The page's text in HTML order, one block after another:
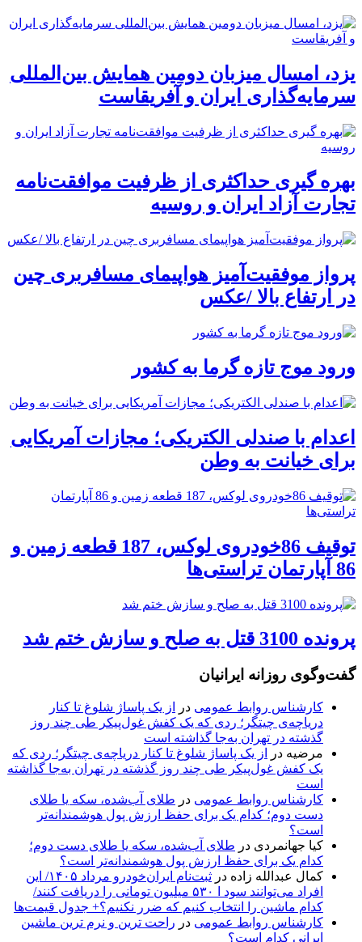
یزد، امسال میزبان دومین همایش بین‌المللی
سرمایه‌گذاری ایران و آفریقاست
بهره گیری حداکثری از ظرفیت موافقت‌نامه
تجارت آزاد ایران و روسیه
پرواز موفقیت‌آمیز هواپیمای مسافربری چین
در ارتفاع بالا /عکس
ورود موج تازه گرما به کشور
اعدام با صندلی الکتریکی؛ مجازات آمریکایی
برای خیانت به وطن
توقیف 86خودروی لوکس، 187 قطعه زمین و
86 آپارتمان تراستی‌ها
پرونده 3100 قتل به صلح و سازش ختم شد
گفت‌وگوی روزانه ایرانیان
کارشناس روابط عمومی در
از یک پاساژ شلوغ تا کنار
دریاچه‌ی چیتگر؛ ردی که یک کفش غول‌پیکر طی چند روز
گذشته در تهران به‌جا گذاشته است
مرضیه در
از یک پاساژ شلوغ تا کنار دریاچه‌ی چیتگر؛ ردی که
یک کفش غول‌پیکر طی چند روز گذشته در تهران به‌جا گذاشته
است
کارشناس روابط عمومی در طلای آب‌شده، سکه یا طلای
دست دوم؛ کدام یک برای حفظ ارزش پول هوشمندانه‌تر
است؟
کیا جهانمردی در طلای آب‌شده، سکه یا طلای دست دوم؛
کدام یک برای حفظ ارزش پول هوشمندانه‌تر است؟
کمال عبدالله زاده در
ثبت‌نام ایران‌خودرو مرداد ۱۴۰۵/ این
افراد می‌توانند سود ا ۵۳۰ میلیون تومانی را دریافت کنند/
کدام ماشین را انتخاب کنیم که ضرر نکنیم؟+ جدول قیمت‌ها
کارشناس روابط عمومی در راحت ترین و نرم ترین ماشین
ایرانی کدام است؟